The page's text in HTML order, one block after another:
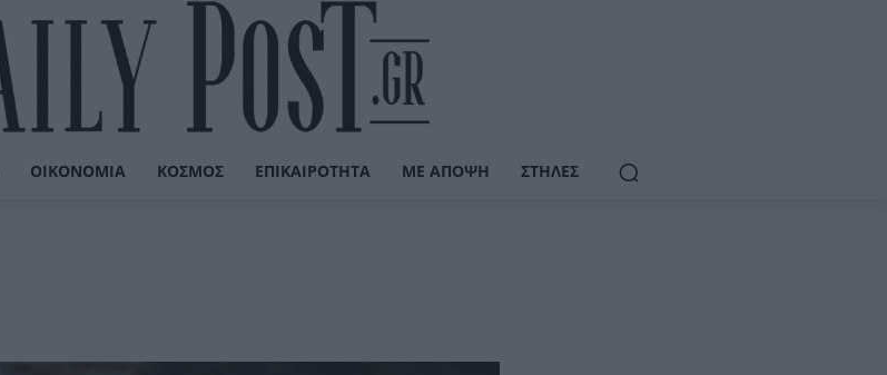
ΟΙΚΟΝΟΜΊΑ ΚΌΣΜΟΣ ΕΠΙΚΑΙΡΌΤΗΤΑ ΜΕ ΆΠΟΨΗ ΣΤΉΛΕΣ